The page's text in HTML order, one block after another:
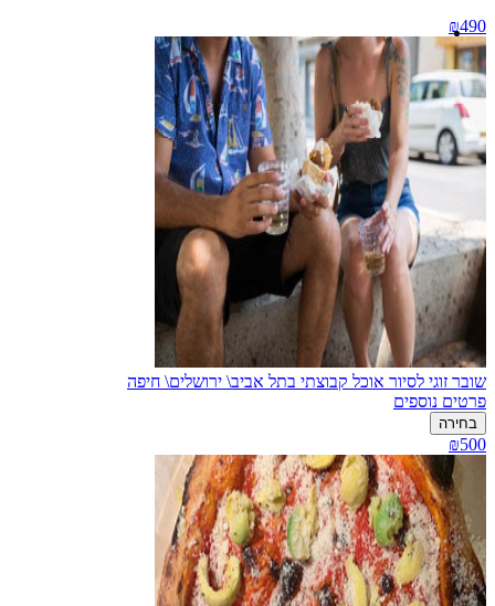
₪490
שובר זוגי לסיור אוכל קבוצתי בתל אביב\ ירושלים\ חיפה
פרטים נוספים
בחירה
₪500